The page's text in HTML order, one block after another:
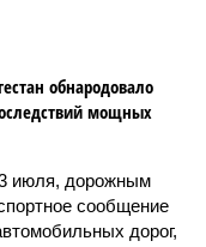
без связи с
К 12 июля эта
обрушения
сообщение с